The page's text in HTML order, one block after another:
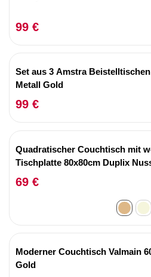
99 €
Set aus 3 Amstra
Metall Gold
99 €
Quadratischer Couchtisch mit
Tischplatte 80x80cm Duplix
69 €
Moderner Couchtisch Valmain
Gold